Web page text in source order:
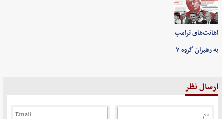
اهانت‌های ترامپ
به رهبران گروه ۷
ارسال نظر